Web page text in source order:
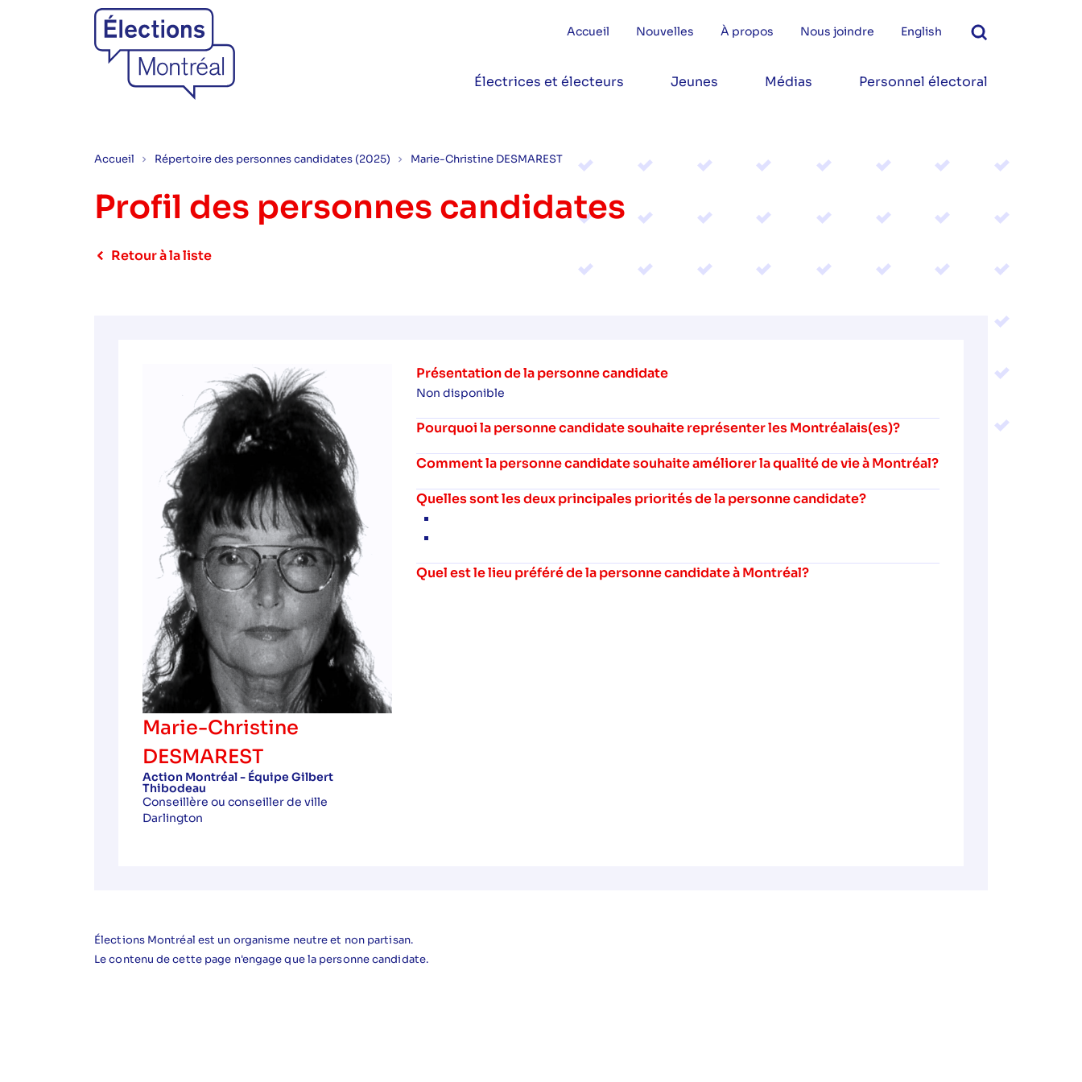
Accueil Nouvelles À propos Nous joindre English
Électrices et électeurs Jeunes Médias Personnel électoral
Accueil Répertoire des personnes candidates (2025) Marie-Christine DESMAREST
Profil des personnes candidates
Retour à la liste
Marie-Christine
DESMAREST
Action Montréal - Équipe Gilbert
Thibodeau
Conseillère ou conseiller de ville
Darlington
Présentation de la personne candidate
Non disponible
Pourquoi la personne candidate souhaite représenter les Montréalais(es)?
Comment la personne candidate souhaite améliorer la qualité de vie à Montréal?
Quelles sont les deux principales priorités de la personne candidate?
Quel est le lieu préféré de la personne candidate à Montréal?
Élections Montréal est un organisme neutre et non partisan.
Le contenu de cette page n'engage que la personne candidate.